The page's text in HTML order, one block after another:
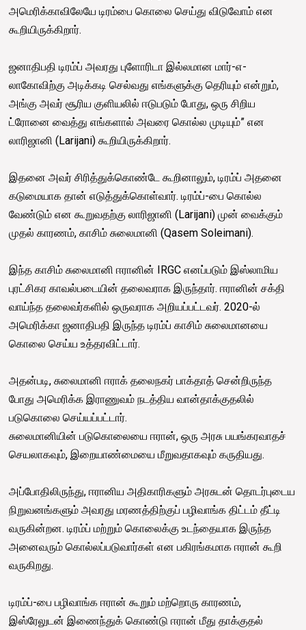
அமெரிக்காவிலேயே டிரம்பை கொலை செய்து விடுவோம் என
கூறியிருக்கிறார்.
ஜனாதிபதி டிரம்ப் அவரது புளோரிடா இல்லமான மார்-எ-
லாகோவிற்கு அடிக்கடி செல்வது எங்களுக்கு தெரியும் என்றும்,
அங்கு அவர் சூரிய குளியலில் ஈடுபடும் போது, ஒரு சிறிய
ட்ரோனை வைத்து எங்களால் அவரை கொல்ல முடியும்” என
லாரிஜானி (Larijani) கூறியிருக்கிறார்.
இதனை அவர் சிரித்துக்கொண்டே கூறினாலும், டிரம்ப் அதனை
கடுமையாக தான் எடுத்துக்கொள்வார். டிரம்ப்-பை கொல்ல
வேண்டும் என கூறுவதற்கு லாரிஜானி (Larijani) முன் வைக்கும்
முதல் காரணம், காசிம் சுலைமானி (Qasem Soleimani).
இந்த காசிம் சுலைமானி ஈரானின் IRGC எனப்படும் இஸ்லாமிய
புரட்சிகர காவல்படையின் தலைவராக இருந்தார். ஈரானின் சக்தி
வாய்ந்த தலைவர்களில் ஒருவராக அறியப்பட்டவர். 2020-ல்
அமெரிக்கா ஜனாதிபதி இருந்த டிரம்ப் காசிம் சுலைமானயை
கொலை செய்ய உத்தரவிட்டார்.
அதன்படி, சுலைமானி ஈராக் தலைநகர் பாக்தாத் சென்றிருந்த
போது அமெரிக்க இராணுவம் நடத்திய வான்தாக்குதலில்
படுகொலை செய்யப்பட்டார்.
சுலைமானியின் படுகொலையை ஈரான், ஒரு அரசு பயங்கரவாதச்
செயலாகவும், இறையாண்மையை மீறுவதாகவும் கருதியது.
அப்போதிலிருந்து, ஈரானிய அதிகாரிகளும் அரசுடன் தொடர்புடைய
நிறுவனங்களும் அவரது மரணத்திற்குப் பழிவாங்க திட்டம் தீட்டி
வருகின்றன. டிரம்ப் மற்றும் கொலைக்கு உடந்தையாக இருந்த
அனைவரும் கொல்லப்படுவார்கள் என பகிரங்கமாக ஈரான் கூறி
வருகிறது.
டிரம்ப்-பை பழிவாங்க ஈரான் கூறும் மற்றொரு காரணம்,
இஸ்ரேலுடன் இணைந்துக் கொண்டு ஈரான் மீது தாக்குதல்